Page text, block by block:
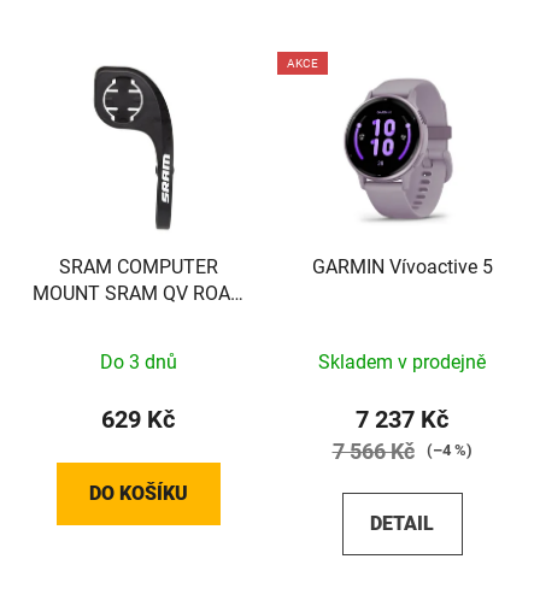
SRAM COMPUTER
MOUNT SRAM QV ROAD
Do 3 dnů
629 Kč
DO KOŠÍKU
AKCE
GARMIN Vívoactive 5
Skladem v prodejně
7 237 Kč
7 566 Kč (–4 %)
DETAIL